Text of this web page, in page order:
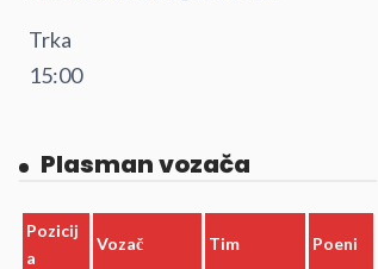
Trka
15:00
Plasman vozača
Pozicij
a
Vozač Tim Poeni